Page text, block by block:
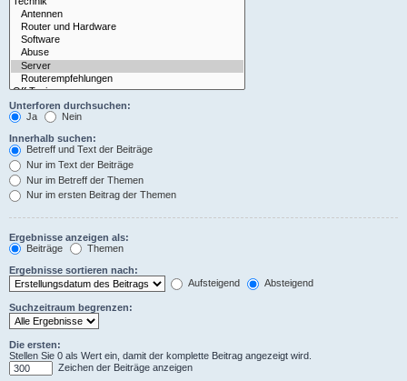
Unterforen durchsuchen:
Ja
Nein
Innerhalb suchen:
Betreff und Text der Beiträge
Nur im Text der Beiträge
Nur im Betreff der Themen
Nur im ersten Beitrag der Themen
Ergebnisse anzeigen als:
Beiträge
Themen
Ergebnisse sortieren nach:
Aufsteigend
Absteigend
Suchzeitraum begrenzen:
Die ersten:
Stellen Sie 0 als Wert ein, damit der komplette Beitrag angezeigt wird.
Zeichen der Beiträge anzeigen